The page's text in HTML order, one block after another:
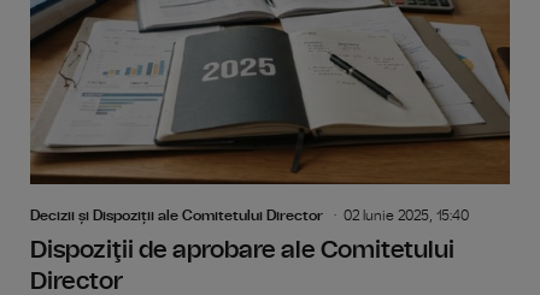
Decizii și Dispoziții ale Comitetului Director 02 Iunie 2025, 15:40
Dispoziţii de aprobare ale Comitetului
Director